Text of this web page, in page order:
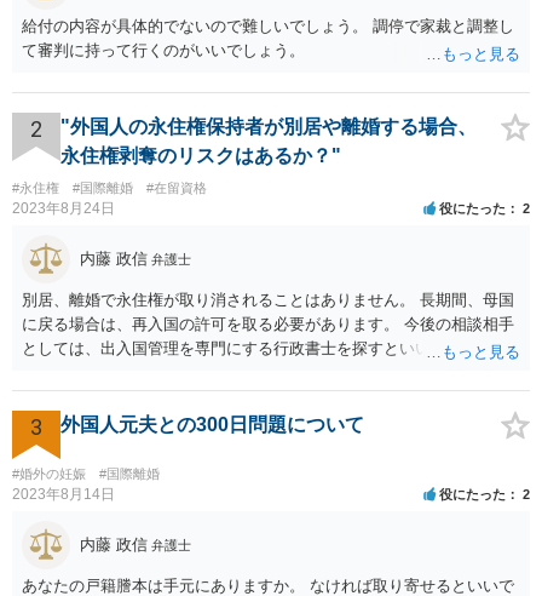
給付の内容が具体的でないので難しいでしょう。 調停で家裁と調整し
て審判に持って行くのがいいでしょう。
2
"外国人の永住権保持者が別居や離婚する場合、
永住権剥奪のリスクはあるか？"
#永住権 #国際離婚 #在留資格
2023年8月24日 役にたった 2
内藤 政信 弁護士
別居、離婚で永住権が取り消されることはありません。 長期間、母国
に戻る場合は、再入国の許可を取る必要があります。 今後の相談相手
としては、出入国管理を専門にする行政書士を探すといいでしょう。
3 外国人元夫との300日問題について
#婚外の妊娠 #国際離婚
2023年8月14日 役にたった 2
内藤 政信 弁護士
あなたの戸籍謄本は手元にありますか。 なければ取り寄せるといいで